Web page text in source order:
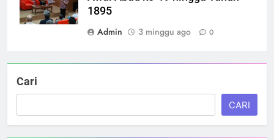
1895
Admin
3 minggu ago 0
Cari
CARI